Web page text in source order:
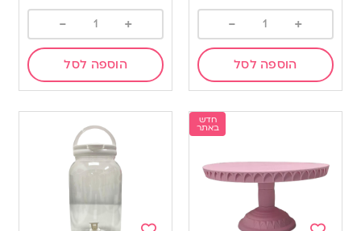
+
-
הוספה לסל
+
-
הוספה לסל
חדש
באתר